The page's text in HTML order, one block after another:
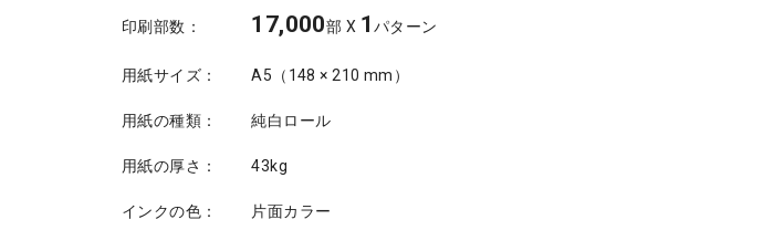
印刷部数： 17,000部 X 1 パターン
用紙サイズ： A5（148 × 210 mm）
用紙の種類： 純白ロール
用紙の厚さ： 43kg
インクの色： 片面カラー